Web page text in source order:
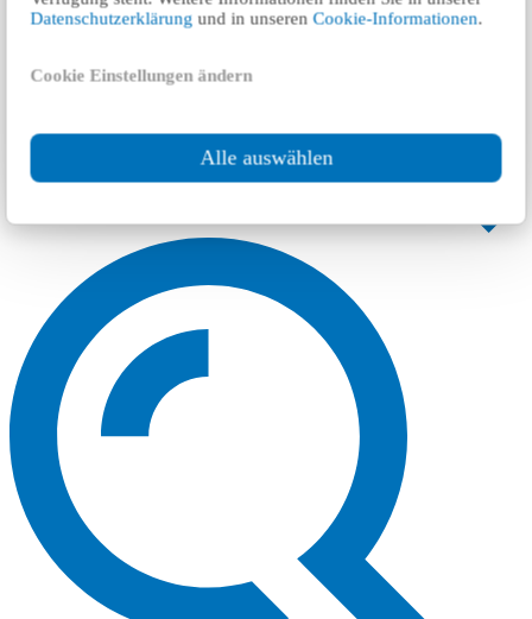
Datenschutzerklärung und in unserenCookie-Informationen.
Cookie Einstellungen ändern
Alle auswählen